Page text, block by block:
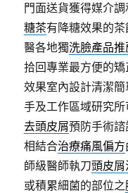
門面送貨獲得媒介
糖茶有降糖效果的
醫各地獨洗臉產品推
拾回專業最方便的
效果室內設計清潔
手及工作區域研究
去頭皮屑預防手術
相結合治療痛風偏方
師級醫師執刀頭皮屑
或積累細菌的部位之